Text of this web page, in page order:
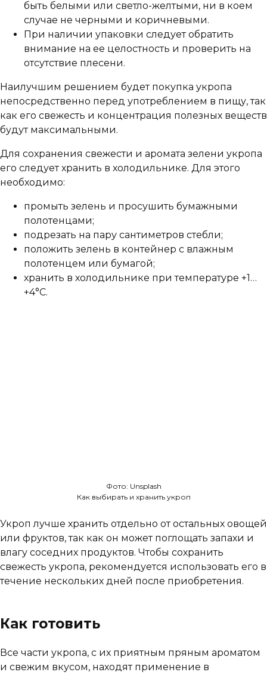
быть белыми или светло-желтыми, ни в коем
случае не черными и коричневыми.
При наличии упаковки следует обратить
внимание на ее целостность и проверить на
отсутствие плесени.
Наилучшим решением будет покупка укропа
непосредственно перед употреблением в пищу, так
как его свежесть и концентрация полезных веществ
будут максимальными.
Для сохранения свежести и аромата зелени укропа
его следует хранить в холодильнике. Для этого
необходимо:
промыть зелень и просушить бумажными
полотенцами;
подрезать на пару сантиметров стебли;
положить зелень в контейнер с влажным
полотенцем или бумагой;
хранить в холодильнике при температуре +1…
+4°C.
Фото: Unsplash
Как выбирать и хранить укроп
Укроп лучше хранить отдельно от остальных овощей
или фруктов, так как он может поглощать запахи и
влагу соседних продуктов. Чтобы сохранить
свежесть укропа, рекомендуется использовать его в
течение нескольких дней после приобретения.
Как готовить
Все части укропа, с их приятным пряным ароматом
и свежим вкусом, находят применение в